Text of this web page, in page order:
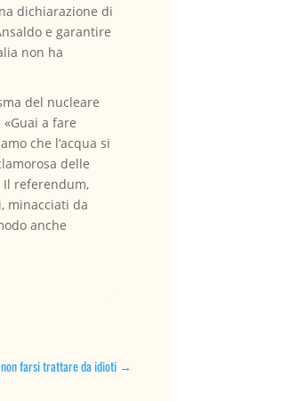
dichiarazione di
e garantire
non ha
del nucleare
a fare
che l’acqua si
delle
Il referendum,
minacciati da
anche
farsi trattare da idioti→